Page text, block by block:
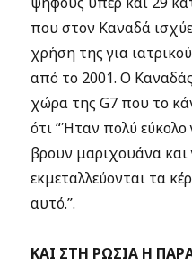
που στον Καναδά
χρήση της για
από το 2001. Ο
χώρα της G7 που το
ότι “Ήταν πολύ
βρουν μαριχουάνα και
εκμεταλλεύονται τα
αυτό.”.
ΚΑΙ ΣΤΗ ΡΩΣΙΑ Η